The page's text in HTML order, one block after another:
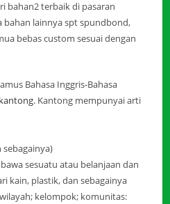
bahan2 terbaik di pasaran
bahan lainnya spt spundbond,
bebas custom sesuai dengan
Bahasa Inggris-Bahasa
kantong. Kantong mempunyai arti
sebagainya)
sesuatu atau belanjaan dan
kain, plastik, dan sebagainya
kelompok; komunitas: